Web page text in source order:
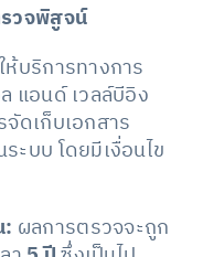
วจพิสูจน์
ห้บริการทางการ
แอนด์ เวลล์บีอิง
ดเก็บเอกสาร
ะบบ โดยมีเงื่อนไข
: ผลการตรวจจะถูก